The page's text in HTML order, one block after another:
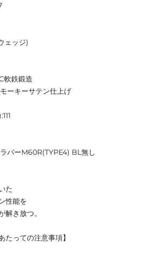
ェッジ)
軟鉄鍛造
ーキーサテン仕上げ
バーM60R(TYPE4) BL無し
た
性能を
解き放つ。
たっての注意事項】